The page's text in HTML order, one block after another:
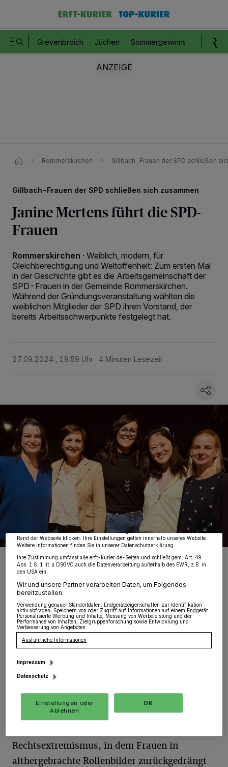
Grevenbroich Jüchen Sommergewinnspiel
Rommerskirchen Gillbach-Frauen der SPD schließen
Gillbach-Frauen der SPD schließen sich zusammen
Janine Mertens führt die SPD-
Frauen
Rommerskirchen · Weiblich, modern, für
Gleichberechtigung und Weltoffenheit: Zum ersten Mal
in der Geschichte gibt es die Arbeitsgemeinschaft der
SPD-Frauen in der Gemeinde Rommerskirchen.
Während der Gründungsveranstaltung wählten die
weiblichen Mitglieder der SPD ihren Vorstand, der
bereits Arbeitsschwerpunkte festgelegt hat.
27.09.2024 , 18:59 Uhr 4 Minuten Lesezeit
Der Gründungs-Vorstand der SPD-Frauen aus der Gillbach-
Gemeinde Rommerskirchen
Foto: Mertens
D er Vorstand rund um Janine Mertens,
Annette Greiner, Christina Böhm, Sarah
Pargan und Na Song möchte sich vor allem für
einsetzen:
Rechtsextremismus, in dem Frauen in
althergebrachte Rollenbilder zurückgedrängt
Wir und unsere 218
-Partner speichern und greifen auf personenbezogene Daten
wie Browserdaten oder eindeutige Kennungen auf Ihrem Gerät zu. Durch Auswahl
von OK aktivieren Sie Tracking-Technologien für die unter „Wir und unsere
Partner verarbeiten Daten, um Ihnen Dienste bereitzustellen“ aufgeführten
Zwecke. Wenn Tracker deaktiviert sind, sind manche Inhalte und Anzeigen
möglicherweise nicht mehr so relevant für Sie. Sie können dieses Menü jederzeit
wieder aufrufen, um Ihre Einstellungen zu ändern oder Ihre Einwilligung zu
widerrufen, indem Sie auf den Link Einstellungen oder Ablehnen am unteren
Rand der Webseite klicken. Ihre Einstellungen gelten innerhalb unseres Website.
Weitere Informationen finden Sie in unserer Datenschutzerklärung.
Ihre Zustimmung umfasst alle erft-kurier.de-Seiten und schließt gem. Art. 49
Abs. 1 S. 1 lit. a DSGVO auch die Datenverarbeitung außerhalb des EWR, z.B. in
den USA ein.
Wir und unsere Partner verarbeiten Daten, um Folgendes
bereitzustellen:
Verwendung genauer Standortdaten. Endgeräteeigenschaften zur Identifikation
aktiv abfragen. Speichern von oder Zugriff auf Informationen auf einem Endgerät.
Personalisierte Werbung und Inhalte, Messung von Werbeleistung und der
Performance von Inhalten, Zielgruppenforschung sowie Entwicklung und
Verbesserung von Angeboten.
Ausführliche Informationen
Impressum
Datenschutz
Einstellungen oder
Ablehnen
OK